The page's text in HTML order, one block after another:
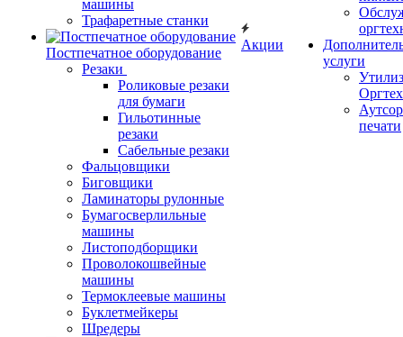
машины
Трафаретные станки
Постпечатное оборудование
Резаки
Роликовые резаки
для бумаги
Гильотинные
резаки
Сабельные резаки
Фальцовщики
Биговщики
Ламинаторы рулонные
Бумагосверлильные
машины
Листоподборщики
Проволокошвейные
машины
Термоклеевые машины
Буклетмейкеры
Шредеры
Акции
услуги
печати